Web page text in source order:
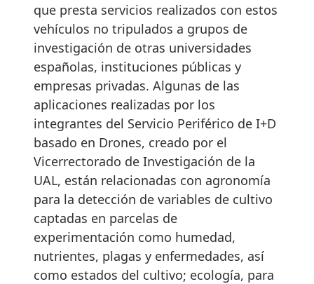
que presta servicios realizados con estos
vehículos no tripulados a grupos de
investigación de otras universidades
españolas, instituciones públicas y
empresas privadas. Algunas de las
aplicaciones realizadas por los
integrantes del Servicio Periférico de I+D
basado en Drones, creado por el
Vicerrectorado de Investigación de la
UAL, están relacionadas con agronomía
para la detección de variables de cultivo
captadas en parcelas de
experimentación como humedad,
nutrientes, plagas y enfermedades, así
como estados del cultivo; ecología, para